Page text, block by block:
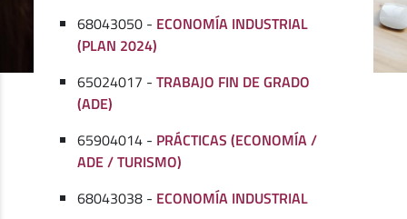
68043050 - ECONOMÍA INDUSTRIAL
(PLAN 2024)
65024017 -TRABAJO FIN DE GRADO
(ADE)
65904014 - PRÁCTICAS (ECONOMÍA /
ADE / TURISMO)
68043038 - ECONOMÍA INDUSTRIAL